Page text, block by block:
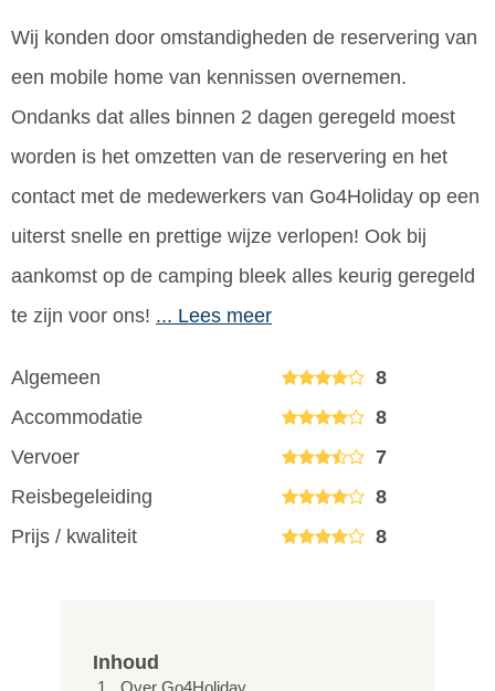
Wij konden door omstandigheden de reservering van
een mobile home van kennissen overnemen.
Ondanks dat alles binnen 2 dagen geregeld moest
worden is het omzetten van de reservering en het
contact met de medewerkers van Go4Holiday op een
uiterst snelle en prettige wijze verlopen! Ook bij
aankomst op de camping bleek alles keurig geregeld
te zijn voor ons! ... Lees meer
Algemeen
8
Accommodatie
8
Vervoer
7
Reisbegeleiding
8
Prijs / kwaliteit
8
Inhoud
Over Go4Holiday